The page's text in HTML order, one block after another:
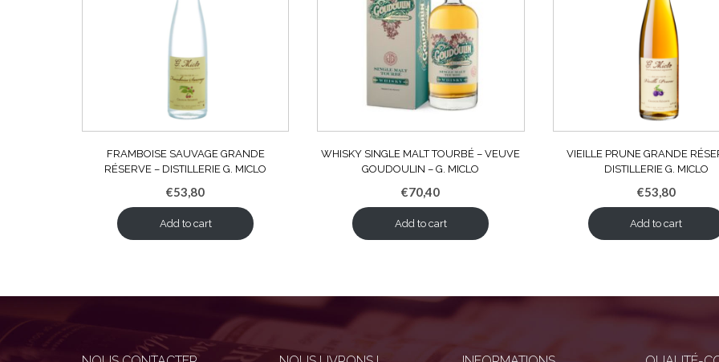
FRAMBOISE SAUVAGE GRANDE
RÉSERVE – DISTILLERIE G. MICLO
€53,80
Add to cart
WHISKY SINGLE MALT TOURBÉ – VEUVE
GOUDOULIN – G. MICLO
€70,40
Add to cart
VIEILLE PRUNE GRANDE
DISTILLERIE G. MICLO
€53,80
Add to cart